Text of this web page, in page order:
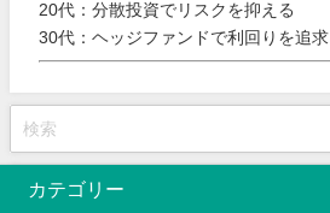
20代：分散投資でリスクを抑える
30代：ヘッジファンドで利回りを追求
カテゴリー